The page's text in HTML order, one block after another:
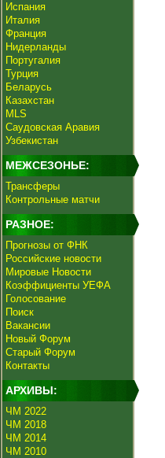
Испания
Италия
Франция
Нидерланды
Португалия
Турция
Беларусь
Казахстан
MLS
Саудовская Аравия
Узбекистан
МЕЖСЕЗОНЬЕ:
Трансферы
Контрольные матчи
РАЗНОЕ:
Прогнозы от ФНК
Российские новости
Мировые Новости
Коэффициенты УЕФА
Голосование
Поиск
Вакансии
Новый Форум
Старый Форум
Контакты
АРХИВЫ:
ЧМ 2022
ЧМ 2018
ЧМ 2014
ЧМ 2010